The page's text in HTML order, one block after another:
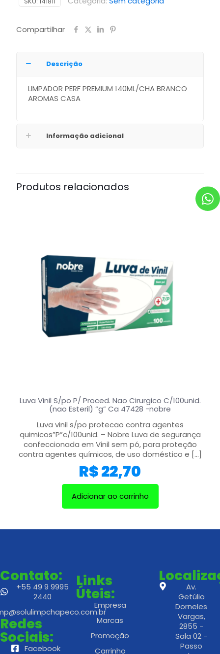
Compartilhar
Descrição
LIMPADOR PERF PREMIUM 140ML/CHA BRANCO
AROMAS CASA
Informação adicional
Produtos relacionados
Luva Vinil S/po P/ Proced. Nao Cirurgico C/100unid.
(nao Esteril) “g” Ca 47428 -nobre
Luva vinil s/po protecao contra agentes
quimicos”P”c/100unid. – Nobre Luva de segurança
confeccionada em Vinil sem pó, para proteção
contra agentes químicos, de uso doméstico e […]
R$22,70
Adicionar ao carrinho
Contato:
+55 49 9 9995
2440
Redes
Sociais:
Facebook
Links
Úteis:
Empresa
Marcas
Promoção
Carrinho
Av.
Getúlio
Dorneles
Vargas,
2855 -
Sala 02 -
Passo